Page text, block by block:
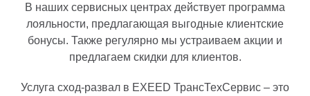
В наших сервисных центрах действует программа
лояльности, предлагающая выгодные клиентские
бонусы. Также регулярно мы устраиваем акции и
предлагаем скидки для клиентов.
Услуга сход-развал в EXEED ТрансТехСервис – это